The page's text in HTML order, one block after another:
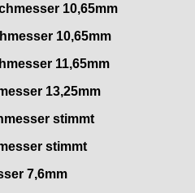
10,65mm
10,65mm
11,65mm
13,25mm
stimmt
stimmt
7,6mm